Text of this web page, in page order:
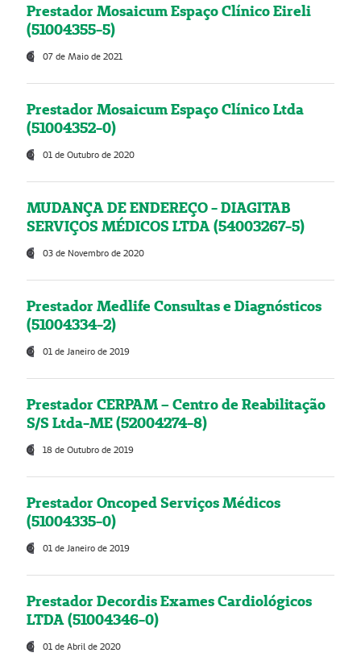
Prestador Mosaicum Espaço Clínico Eireli
(51004355-5)
07 de Maio de 2021
Prestador Mosaicum Espaço Clínico Ltda
(51004352-0)
01 de Outubro de 2020
MUDANÇA DE ENDEREÇO - DIAGITAB
SERVIÇOS MÉDICOS LTDA (54003267-5)
03 de Novembro de 2020
Prestador Medlife Consultas e Diagnósticos
(51004334-2)
01 de Janeiro de 2019
Prestador CERPAM – Centro de Reabilitação
S/S Ltda-ME (52004274-8)
18 de Outubro de 2019
Prestador Oncoped Serviços Médicos
(51004335-0)
01 de Janeiro de 2019
Prestador Decordis Exames Cardiológicos
LTDA (51004346-0)
01 de Abril de 2020